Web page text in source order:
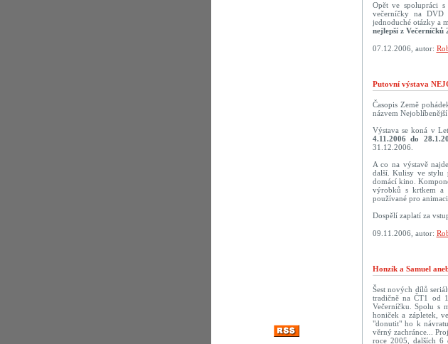
Opět ve spolupráci
večerníčky na DVD
jednoduché otázky a
nejlepší z Večerníčků
07.12.2006, autor:
Putovní výstava
Časopis Země
názvem
Výstava se koná v
4.11.2006 do
31.12.2006.
A co na výstavě
další. Kulisy ve stylu
domácí kino.
výrobků s krtkem a
používané pro
Dospělí zaplatí za
09.11.2006, autor:
Honzík a Samuel
Šest nových dílů
tradičně na ČT1 od
Večerníčku. Spolu s
honiček a zápletek,
"donutit" ho k
věrný zachránce...
roce 2005, dalších 6